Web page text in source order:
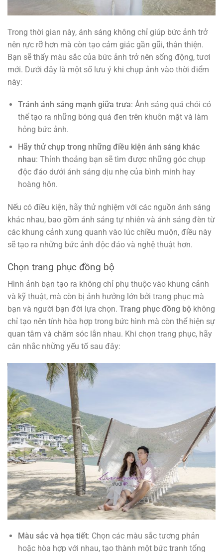
Trong thời gian này, ánh sáng không chỉ giúp bức ảnh trở
nên rực rỡ hơn mà còn tạo cảm giác gần gũi, thân thiện.
Bạn sẽ thấy màu sắc của bức ảnh trở nên sống động, tươi
mới. Dưới đây là một số lưu ý khi chụp ảnh vào thời điểm
này:
Tránh ánh sáng mạnh giữa trưa: Ánh sáng quá chói có
thể tạo ra những bóng quá đen trên khuôn mặt và làm
hỏng bức ảnh.
Hãy thử chụp trong những điều kiện ánh sáng khác
nhau: Thỉnh thoảng bạn sẽ tìm được những góc chụp
độc đáo dưới ánh sáng dịu nhẹ của bình minh hay
hoàng hôn.
Nếu có điều kiện, hãy thử nghiệm với các nguồn ánh sáng
khác nhau, bao gồm ánh sáng tự nhiên và ánh sáng đèn từ
các khung cảnh xung quanh vào lúc chiều muộn, điều này
sẽ tạo ra những bức ảnh độc đáo và nghệ thuật hơn.
Chọn trang phục đồng bộ
Hình ảnh bạn tạo ra không chỉ phụ thuộc vào khung cảnh
và kỹ thuật, mà còn bị ảnh hưởng lớn bởi trang phục mà
bạn và người bạn đời lựa chọn. Trang phục đồng bộ không
chỉ tạo nên tính hòa hợp trong bức hình mà còn thể hiện sự
quan tâm và chăm sóc lẫn nhau. Khi chọn trang phục, hãy
cân nhắc những yếu tố sau đây:
Màu sắc và họa tiết: Chọn các màu sắc tương phản
hoặc hòa hợp với nhau, tạo thành một bức tranh tổng